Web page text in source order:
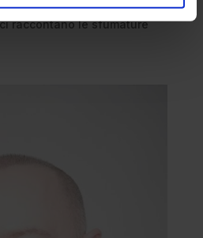
attraverso la poetica
raccontano le sfumature